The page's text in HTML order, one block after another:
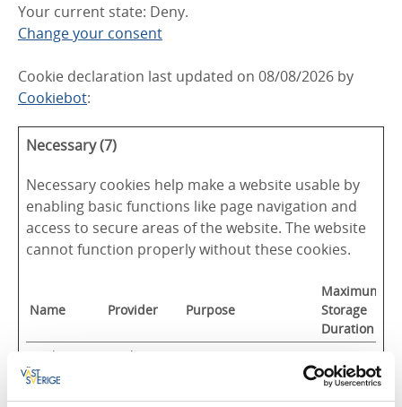
Your current state: Deny.
Change your consent
Cookie declaration last updated on 08/08/2026 by
Cookiebot:
Necessary (7)
Necessary cookies help make a website usable by
enabling basic functions like page navigation and
access to secure areas of the website. The website
cannot function properly without these cookies.
Name Provider Purpose
Maximum
Storage
Duration
CookieCons
ent
Cookiebot
cookie consent state